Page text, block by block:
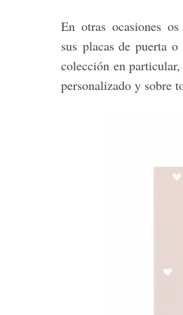
En otras ocasiones
sus placas de puerta
colección en
personalizado y sobre